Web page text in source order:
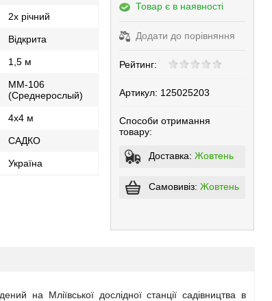
2х річний
Відкрита
1,5 м
ММ-106
(Среднерослый)
4х4 м
САДКО
Україна
Товар є в наявності
Додати до порівняння
Рейтинг:
Артикул: 125025203
Способи отримання
товару:
Доставка: Жовтень
Самовивіз: Жовтень
на Мліївської дослідної станції садівництва в